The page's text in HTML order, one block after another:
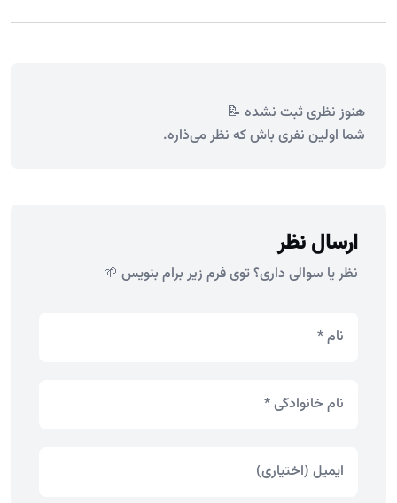
هنوز نظری ثبت نشده 📝
شما اولین نفری باش که نظر می‌ذاره.
ارسال نظر
نظر یا سوالی داری؟ توی فرم زیر برام بنویس 🌱